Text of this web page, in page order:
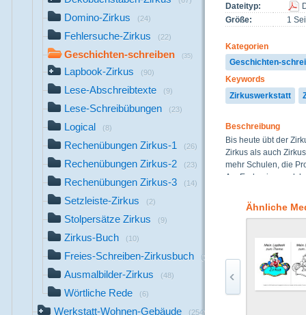
Domino-Zirkus (24)
Fehlersuche-Zirkus (22)
Geschichten-schreiben (35)
Lapbook-Zirkus (90)
Lese-Abschreibtexte (9)
Lese-Schreibübungen (23)
Logical (8)
Rechenübungen Zirkus-1 (26)
Rechenübungen Zirkus-2 (23)
Rechenübungen Zirkus-3 (14)
Setzleiste-Zirkus (2)
Stolpersätze Zirkus (9)
Zirkus-Buch (10)
Freies-Schreiben-Zirkusbuch (39)
Ausmalbilder-Zirkus (48)
Wörtliche Rede (6)
Werkstatt-Wohnen-Gebäude (254)
Dateityp:
Größe:
1
Kategorien
Geschichten-
Keywords
Zirkuswerkstatt
Beschreibung
Bis heute übt der
Zirkus als auch
mehr Schulen, die
Am Ende eines
Materialien für eine
fächerübergreifend
ist die
Motivation der
Ähnliche